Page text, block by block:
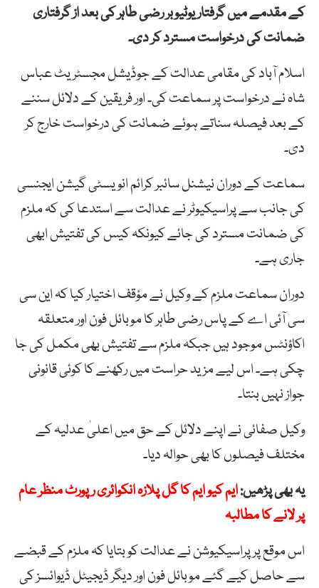
کے مقدمے میں گرفتار یوٹیوبر رضی طاہر کی بعد از گرفتاری
ضمانت کی درخواست مسترد کر دی۔
اسلام آباد کی مقامی عدالت کے جوڈیشل مجسٹریٹ عباس
شاہ نے درخواست پر سماعت کی۔ اور فریقین کے دلائل سننے
کے بعد فیصلہ سناتے ہوئے ضمانت کی درخواست خارج کر
دی۔
سماعت کے دوران نیشنل سائبر کرائم انویسٹی گیشن ایجنسی
کی جانب سے پراسیکیوٹر نے عدالت سے استدعا کی کہ ملزم
کی ضمانت مسترد کی جائے کیونکہ کیس کی تفتیش ابھی
جاری ہے۔
دوران سماعت ملزم کے وکیل نے مؤقف اختیار کیا کہ این سی
سی آئی اے کے پاس رضی طاہر کا موبائل فون اور متعلقہ
اکاؤنٹس موجود ہیں جبکہ ملزم سے تفتیش بھی مکمل کی جا
چکی ہے۔ اس لیے مزید حراست میں رکھنے کا کوئی قانونی
جواز نہیں بنتا۔
وکیل صفائی نے اپنے دلائل کے حق میں اعلیٰ عدلیہ کے
مختلف فیصلوں کا بھی حوالہ دیا۔
یہ بھی پڑھیں:ایم کیو ایم کا گل پلازہ انکوائری رپورٹ منظر عام
پر لانے کا مطالبہ
اس موقع پر پراسیکیوشن نے عدالت کو بتایا کہ ملزم کے قبضے
سے حاصل کیے گئے موبائل فون اور دیگر ڈیجیٹل ڈیوائسز کی